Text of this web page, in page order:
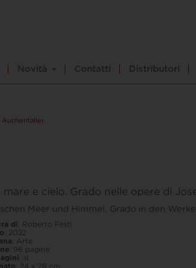
Novità Contatti Distributori
Auchentaller
mare e cielo. Grado nelle opere di
Meer und Himmel. Grado in den
di: Roberto Festi
: 2022
: Arte
: 96 pagine
: sì
: 24 x 28 cm